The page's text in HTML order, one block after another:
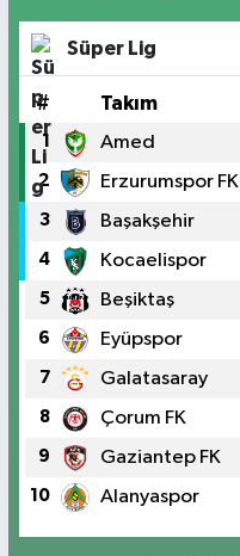
Süper Lig
# Takım
1 Amed
2 Erzurumspor FK
3 Başakşehir
4 Kocaelispor
5 Beşiktaş
6 Eyüpspor
7 Galatasaray
8 Çorum FK
9 Gaziantep FK
10 Alanyaspor